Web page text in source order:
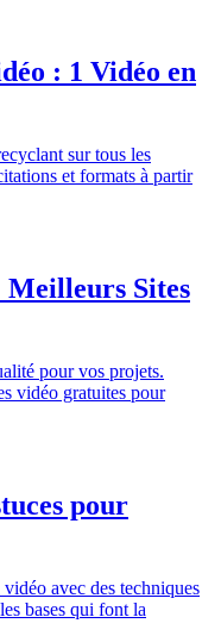
: 1 Vidéo en
sur tous les
et formats à partir
Sites
pour vos projets.
vidéo gratuites pour
pour
avec des techniques
bases qui font la